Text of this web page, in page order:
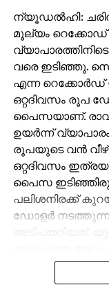
ന്യൂഡല്‍ഹി:
മൂല്യം റെക്കോഡ്
വരെ ഇടിഞ്ഞു.
എന്ന റെക്കോര്‍ഡ്
ഒറ്റദിവസം രൂപ
പൈസയാണ്.
ഉയര്‍ന്ന്
രൂപയുടെ വന്‍
ഒറ്റദിവസം
പൈസ
പലിശനിരക്ക്
ഡോളര്‍ നടത്തുന്ന
യു.എസ് ഡോളര്‍
മുമ്പുവരെ 98ല്‍